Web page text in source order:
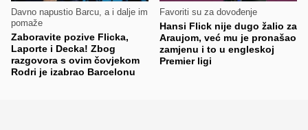
Davno napustio Barcu, a i dalje im
pomaže
Zaboravite pozive Flicka,
Laporte i Decka! Zbog
razgovora s ovim čovjekom
Rodri je izabrao Barcelonu
Favoriti su za dovođenje
Hansi Flick nije dugo žalio za
Araujom, već mu je pronašao
zamjenu i to u engleskoj
Premier ligi